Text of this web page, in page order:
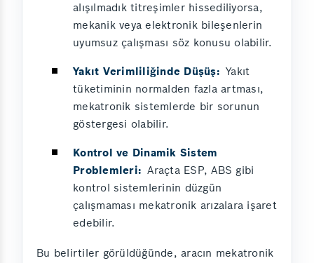
alışılmadık titreşimler hissediliyorsa,
mekanik veya elektronik bileşenlerin
uyumsuz çalışması söz konusu olabilir.
Yakıt Verimliliğinde Düşüş: Yakıt
tüketiminin normalden fazla artması,
mekatronik sistemlerde bir sorunun
göstergesi olabilir.
Kontrol ve Dinamik Sistem
Problemleri: Araçta ESP, ABS gibi
kontrol sistemlerinin düzgün
çalışmaması mekatronik arızalara işaret
edebilir.
Bu belirtiler görüldüğünde, aracın mekatronik